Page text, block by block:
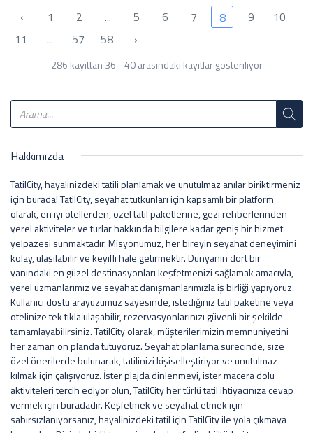
‹ 1 2 ... 5 6 7 8 9
10
11
... 57 58 ›
286 kayıttan 36 - 40 arasındaki kayıtlar gösteriliyor
Hakkımızda
TatilCity, hayalinizdeki tatili planlamak ve unutulmaz anılar biriktirmeniz
için burada! TatilCity, seyahat tutkunları için kapsamlı bir platform
olarak, en iyi otellerden, özel tatil paketlerine, gezi rehberlerinden
yerel aktiviteler ve turlar hakkında bilgilere kadar geniş bir hizmet
yelpazesi sunmaktadır. Misyonumuz, her bireyin seyahat deneyimini
kolay, ulaşılabilir ve keyifli hale getirmektir. Dünyanın dört bir
yanındaki en güzel destinasyonları keşfetmenizi sağlamak amacıyla,
yerel uzmanlarımız ve seyahat danışmanlarımızla iş birliği yapıyoruz.
Kullanıcı dostu arayüzümüz sayesinde, istediğiniz tatil paketine veya
otelinize tek tıkla ulaşabilir, rezervasyonlarınızı güvenli bir şekilde
tamamlayabilirsiniz. TatilCity olarak, müşterilerimizin memnuniyetini
her zaman ön planda tutuyoruz. Seyahat planlama sürecinde, size
özel önerilerde bulunarak, tatilinizi kişiselleştiriyor ve unutulmaz
kılmak için çalışıyoruz. İster plajda dinlenmeyi, ister macera dolu
aktiviteleri tercih ediyor olun, TatilCity her türlü tatil ihtiyacınıza cevap
vermek için buradadır. Keşfetmek ve seyahat etmek için
sabırsızlanıyorsanız, hayalinizdeki tatil için TatilCity ile yola çıkmaya